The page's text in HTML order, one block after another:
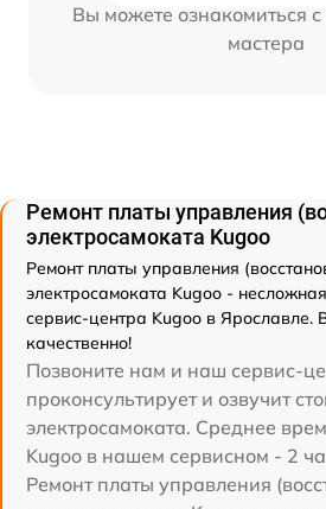
Вы можете ознакомиться
мастера
Ремонт платы управления
электросамоката Kugoo
Ремонт платы управления
электросамоката Kugoo -
сервис-центра Kugoo в Ярославле.
качественно!
Позвоните нам и наш сервис-
проконсультирует и озвучит
электросамоката. Среднее
Kugoo в нашем сервисном - 2
Ремонт платы управления